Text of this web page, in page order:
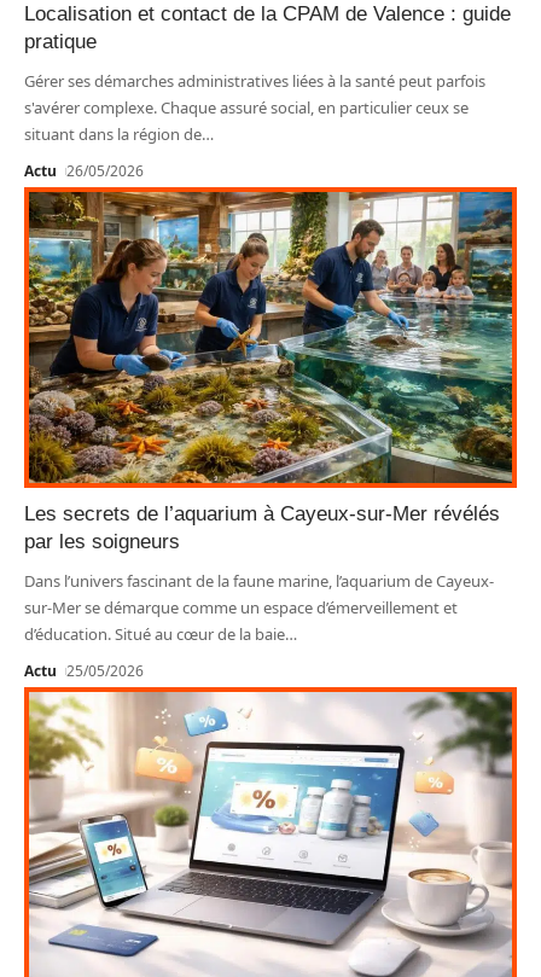
Localisation et contact de la CPAM de Valence : guide
pratique
Gérer ses démarches administratives liées à la santé peut parfois
s'avérer complexe. Chaque assuré social, en particulier ceux se
situant dans la région de…
Actu 26/05/2026
Les secrets de l’aquarium à Cayeux-sur-Mer révélés
par les soigneurs
Dans l’univers fascinant de la faune marine, l’aquarium de Cayeux-
sur-Mer se démarque comme un espace d’émerveillement et
d’éducation. Situé au cœur de la baie…
Actu 25/05/2026